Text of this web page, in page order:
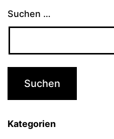
Suchen …
Kategorien